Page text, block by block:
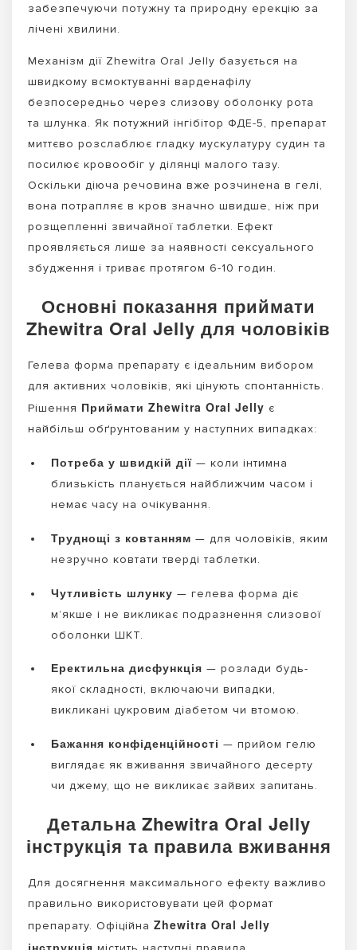
забезпечуючи потужну та природну ерекцію за
лічені хвилини.
Механізм дії Zhewitra Oral Jelly базується на
швидкому всмоктуванні варденафілу
безпосередньо через слизову оболонку рота
та шлунка. Як потужний інгібітор ФДЕ-5, препарат
миттєво розслаблює гладку мускулатуру судин та
посилює кровообіг у ділянці малого тазу.
Оскільки діюча речовина вже розчинена в гелі,
вона потрапляє в кров значно швидше, ніж при
розщепленні звичайної таблетки. Ефект
проявляється лише за наявності сексуального
збудження і триває протягом 6-10 годин.
Основні показання приймати
Zhewitra Oral Jelly для чоловіків
Гелева форма препарату є ідеальним вибором
для активних чоловіків, які цінують спонтанність.
Рішення Приймати Zhewitra Oral Jelly є
найбільш обґрунтованим у наступних випадках:
Потреба у швидкій дії — коли інтимна
близькість планується найближчим часом і
немає часу на очікування.
Труднощі з ковтанням — для чоловіків, яким
незручно ковтати тверді таблетки.
Чутливість шлунку — гелева форма діє
м’якше і не викликає подразнення слизової
оболонки ШКТ.
Еректильна дисфункція — розлади будь-
якої складності, включаючи випадки,
викликані цукровим діабетом чи втомою.
Бажання конфіденційності — прийом гелю
виглядає як вживання звичайного десерту
чи джему, що не викликає зайвих запитань.
Детальна Zhewitra Oral Jelly
інструкція та правила вживання
Для досягнення максимального ефекту важливо
правильно використовувати цей формат
препарату. Офіційна Zhewitra Oral Jelly